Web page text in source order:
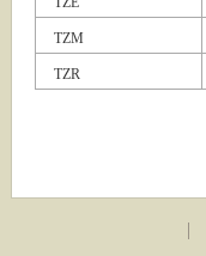
TZM
TZR